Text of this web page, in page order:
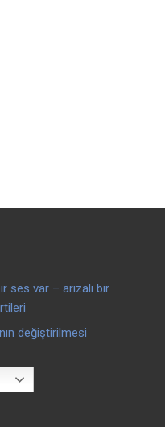
ses var – arızalı bir
değiştirilmesi